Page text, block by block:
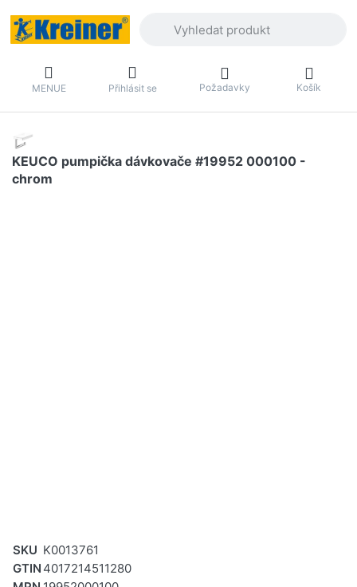
MENUE Přihlásit se Požadavky Košík
KEUCO pumpička dávkovače #19952 000100 -
chrom
SKU K0013761
GTIN 4017214511280